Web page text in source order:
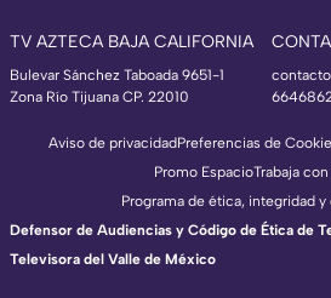
TV AZTECA BAJA CALIFORNIA
Bulevar Sánchez Taboada 9651-1
Zona Río Tijuana CP. 22010
Aviso de privacidadPreferencias de
Promo EspacioTrabaja
Programa de ética, integridad
Defensor de Audiencias y Código de Ética de
Televisora del Valle de México